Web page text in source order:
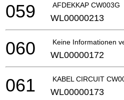
AFDEKKAP CW003G
059 WL00000213
Keine Informationen
060 WL00000172
KABEL CIRCUIT
061 WL00000173